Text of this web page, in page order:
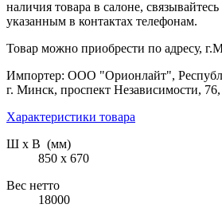
наличия товара в салоне,
указанным в контактах телефонам.
Товар можно приобрести по адресу,
Импортер: ООО "Орионлайт",
г. Минск, проспект Независимости,
Характеристики товара
Ш х В (мм)
850 х 670
Вес нетто
18000